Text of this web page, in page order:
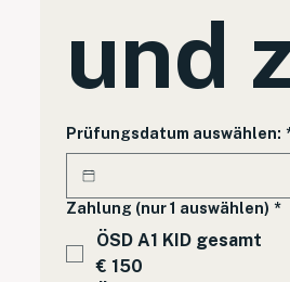
und
Prüfungsdatum auswählen:
Zahlung (nur 1 auswählen) *
ÖSD A1 KID gesamt
€ 150